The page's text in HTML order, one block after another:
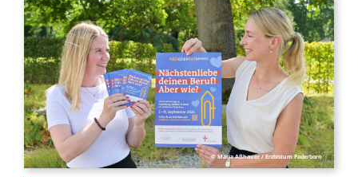
© Maria Aßhauer / Erzbistum Paderborn